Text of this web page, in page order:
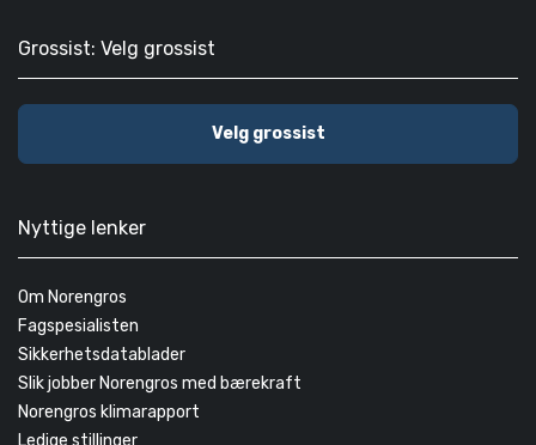
Grossist: Velg grossist
Velg grossist
Nyttige lenker
Om Norengros
Fagspesialisten
Sikkerhetsdatablader
Slik jobber Norengros med bærekraft
Norengros klimarapport
Ledige stillinger